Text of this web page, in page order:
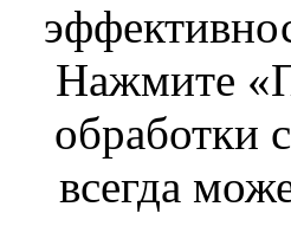
Нажмите
обработки
всегда